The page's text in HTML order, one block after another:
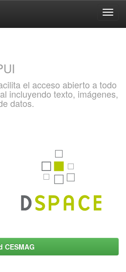
el acceso abierto a todo
incluyendo texto, imágenes,
datos.
CESMAG